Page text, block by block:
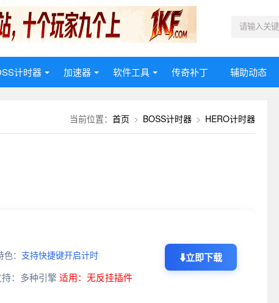
计时器 加速器 软件工具 传奇补丁 辅助动态
当前位置： 首页 > BOSS计时器 > HERO计时器
色： 支持快捷键开启计时
：多种引擎 适用：无反挂插件
⬇️立即下载